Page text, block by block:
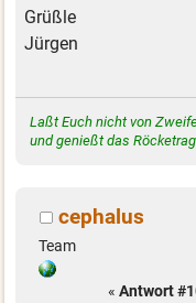
Grüßle
Jürgen
Laßt Euch nicht von
und genießt das
cephalus
Team
« Antwort